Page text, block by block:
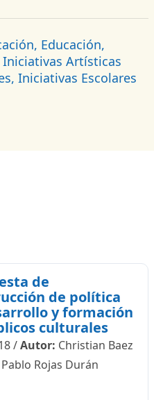
Educación,
Iniciativas Artísticas
Iniciativas Escolares
de
de política
y formación
culturales
/Autor: Christian Baez
Rojas Durán